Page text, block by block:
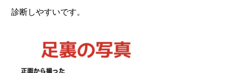
診断しやすいです。